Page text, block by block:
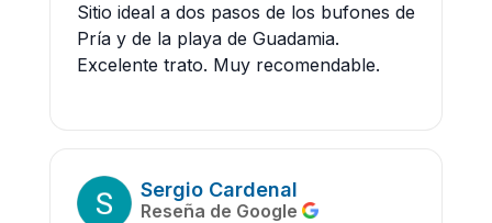
Sitio ideal a dos pasos de los bufones de
Pría y de la playa de Guadamia.
Excelente trato. Muy recomendable.
Sergio Cardenal
Reseña de Google